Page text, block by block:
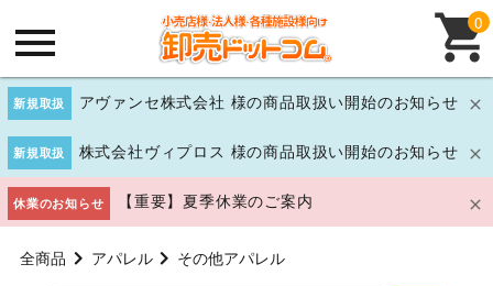
新規取扱 アヴァンセ株式会社 様の商品取扱い開始のお知らせ
新規取扱 株式会社ヴィプロス 様の商品取扱い開始のお知らせ
休業のお知らせ 【重要】夏季休業のご案内
0
全商品 アパレル その他アパレル